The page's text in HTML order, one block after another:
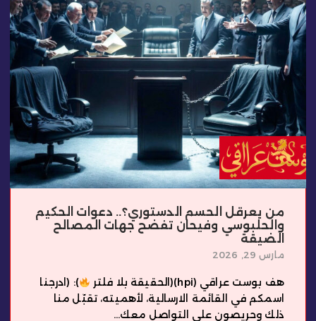
من يعرقل الحسم الدستوري؟.. دعوات الحكيم
والحلبوسي وفيحان تفضح جهات المصالح
الضيقة
مارس 29, 2026
هف بوست عراقي (hpi)(الحقيقة بلا فلتر
): (ادرجنا
اسمكم في القائمة الارسالية، لأهميته، تقبّل منا
ذلك وحريصون على التواصل معك...